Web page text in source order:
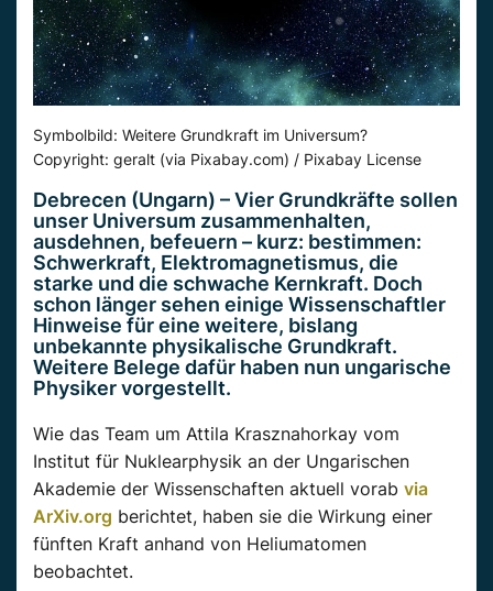
Symbolbild: Weitere Grundkraft im Universum?
Copyright: geralt (via Pixabay.com) / Pixabay License
Debrecen (Ungarn) – Vier Grundkräfte sollen
unser Universum zusammenhalten,
ausdehnen, befeuern – kurz: bestimmen:
Schwerkraft, Elektromagnetismus, die
starke und die schwache Kernkraft. Doch
schon länger sehen einige Wissenschaftler
Hinweise für eine weitere, bislang
unbekannte physikalische Grundkraft.
Weitere Belege dafür haben nun ungarische
Physiker vorgestellt.
Wie das Team um Attila Krasznahorkay vom
Institut für Nuklearphysik an der Ungarischen
Akademie der Wissenschaften aktuell vorab via
ArXiv.org berichtet, haben sie die Wirkung einer
fünften Kraft anhand von Heliumatomen
beobachtet.